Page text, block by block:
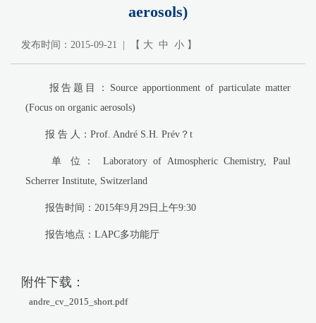
aerosols)
发布时间：2015-09-21 | 【 大 中 小 】
报告题目：Source apportionment of particulate matter
(Focus on organic aerosols)
报 告 人：Prof. André S.H. Prév？t
单 位： Laboratory of Atmospheric Chemistry, Paul
Scherrer Institute, Switzerland
报告时间：2015年9月29日上午9:30
报告地点：LAPC多功能厅
附件下载：
andre_cv_2015_short.pdf